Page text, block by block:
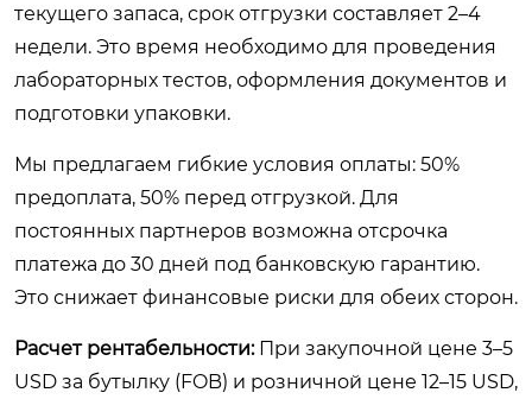
текущего запаса, срок отгрузки составляет 2–4
недели. Это время необходимо для проведения
лабораторных тестов, оформления документов и
подготовки упаковки.
Мы предлагаем гибкие условия оплаты: 50%
предоплата, 50% перед отгрузкой. Для
постоянных партнеров возможна отсрочка
платежа до 30 дней под банковскую гарантию.
Это снижает финансовые риски для обеих сторон.
Расчет рентабельности:При закупочной цене 3–5
USD за бутылку (FOB) и розничной цене 12–15 USD,